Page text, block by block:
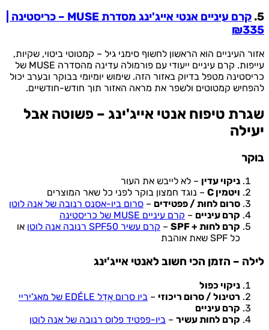
5.
קרם עיניים אנטי אייג'ינג מסדרת MUSE – כריסטינה |
₪335
אזור העיניים הוא הראשון לחשוף סימני גיל – קמטוטי ביטוי, שקיות,
עייפות. קרם עיניים ייעודי עם פורמולה עדינה מהסדרה MUSE של
כריסטינה מטפל בדיוק באזור הזה. שימוש יומיומי בבוקר ובערב יכול
להפחיש קמטוטים ולשפר את מראה האזור תוך חודש-חודשיים.
שגרת טיפוח אנטי אייג'ינג – פשוטה אבל
יעילה
בוקר
ניקוי עדין – לא לייבש את העור
ויטמין C
– נוגד חמצון בוקר לפני כל שאר המוצרים
סרום לחות / פפטידים – סרום ביו-אסנס רנובה של אנה לוטן
קרם עיניים – קרם עיניים MUSE של כריסטינה
קרם לחות + SPF
– קרם עשיר SPF50 רנובה אנה לוטן
או
כל SPF שאת אוהבת
לילה – הזמן הכי חשוב לאנטי אייג'ינג
ניקוי כפול
רטינול / סרום ריכוזי – ביו סרום אֶדֵל EDÉLE של מאג'יריי
קרם עיניים
קרם לחות עשיר – ביו-פפטיד פלוס רנובה של אנה לוטן